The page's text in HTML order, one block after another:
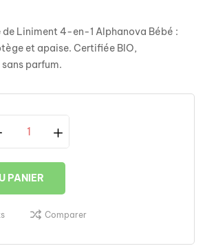
de Liniment 4-en-1 Alphanova Bébé :
et apaise. Certifiée BIO,
parfum.
PANIER
Comparer